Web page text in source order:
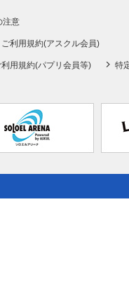
注意
ご利用規約(アスクル会員)
利用規約(パプリ会員等) 特